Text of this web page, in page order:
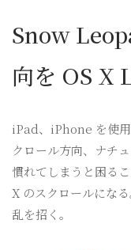
Snow
向を OS X
iPad、iPhone を使
クロール方向、ナチ
慣れてしまうと困る
X のスクロールにな
乱を招く。